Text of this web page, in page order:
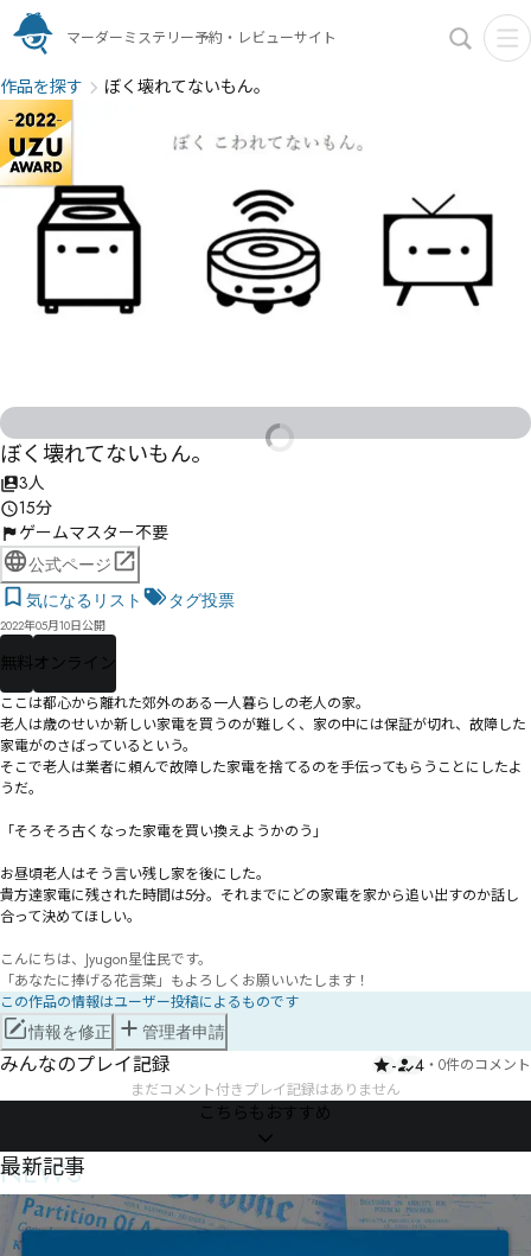
マーダーミステリー予約・レビューサイト
作品を探す ぼく壊れてないもん。
ぼく壊れてないもん。
3人
15分
ゲームマスター不要
公式ページ
気になるリスト
タグ投票
2022年05月10日公開
無料 オンライン
ここは都心から離れた郊外のある一人暮らしの老人の家。
老人は歳のせいか新しい家電を買うのが難しく、家の中には保証が切れ、故障した
家電がのさばっているという。
そこで老人は業者に頼んで故障した家電を捨てるのを手伝ってもらうことにしたよ
うだ。
「そろそろ古くなった家電を買い換えようかのう」
お昼頃老人はそう言い残し家を後にした。
貴方達家電に残された時間は5分。それまでにどの家電を家から追い出すのか話し
合って決めてほしい。
こんにちは、Jyugon星住民です。
「あなたに捧げる花言葉」もよろしくお願いいたします！
この作品の情報はユーザー投稿によるものです
情報を修正 管理者申請
みんなのプレイ記録 - 4 ・ 0件のコメント
まだコメント付きプレイ記録はありません
こちらもおすすめ
NEWS
最新記事